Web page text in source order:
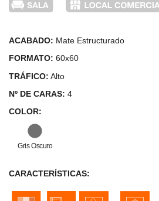
ACABADO: Mate Estructurado
FORMATO: 60x60
TRÁFICO: Alto
Nº DE CARAS: 4
COLOR:
Gris Oscuro
CARACTERÍSTICAS: